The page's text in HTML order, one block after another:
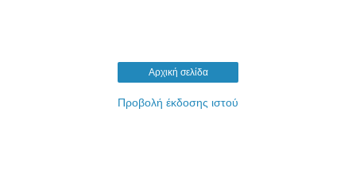
Αρχική σελίδα
Προβολή έκδοσης ιστού